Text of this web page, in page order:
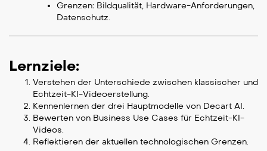
Grenzen: Bildqualität, Hardware-Anforderungen,
Datenschutz.
Lernziele:
Verstehen der Unterschiede zwischen klassischer und
Echtzeit-KI-Videoerstellung.
Kennenlernen der drei Hauptmodelle von Decart AI.
Bewerten von Business Use Cases für Echtzeit-KI-
Videos.
Reflektieren der aktuellen technologischen Grenzen.